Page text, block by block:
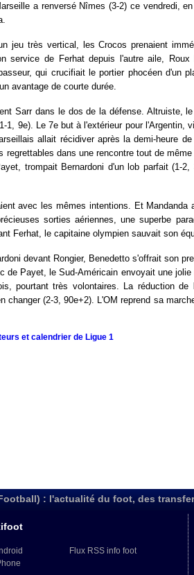
a renversé Nîmes (3-2) ce vendredi,
jeu très vertical, les Crocos prenaient
service de Ferhat depuis l'autre aile, Roux
qui crucifiait le portier phocéen d'un
avantage de courte durée.
Sarr dans le dos de la défense. Altruiste,
1, 9e). Le 7e but à l'extérieur pour l'Argentin,
allait récidiver après la demi-heure de
dans une rencontre tout de
trompait Bernardoni d'un lob parfait (1-2,
avec les mêmes intentions. Et Mandanda
sorties aériennes, une superbe
Ferhat, le capitaine olympien sauvait son
devant Rongier, Benedetto s'offrait son
de Payet, le Sud-Américain envoyait une jolie
pourtant très volontaires. La réduction de
changer (2-3, 90e+2). L'OM reprend sa
et calendrier de Ligue 1
: l'actualité du foot, des
Flux RSS info foot